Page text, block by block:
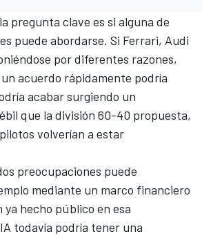
pregunta clave es si alguna de
puede abordarse. Si Ferrari, Audi
por diferentes razones,
acuerdo rápidamente podría
acabar surgiendo un
que la división 60-40 propuesta,
volverían a estar
preocupaciones puede
mediante un marco financiero
hecho público en esa
todavía podría tener una